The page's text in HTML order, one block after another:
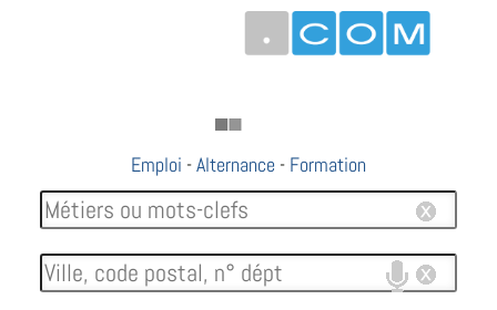
Emploi -Alternance - Formation